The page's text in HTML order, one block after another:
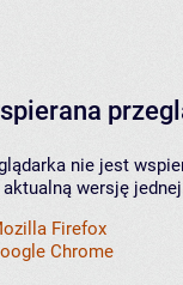
nie jest
wersję
Firefox
Chrome